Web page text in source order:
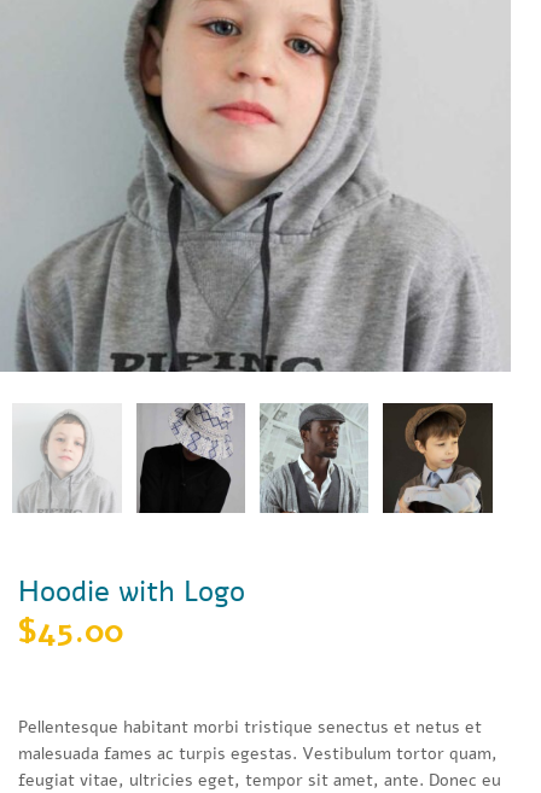
Hoodie with Logo
$45.00
Pellentesque habitant morbi tristique senectus et netus et
malesuada fames ac turpis egestas. Vestibulum tortor quam,
feugiat vitae, ultricies eget, tempor sit amet, ante. Donec eu